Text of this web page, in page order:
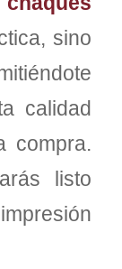
sino
calidad
compra.
listo